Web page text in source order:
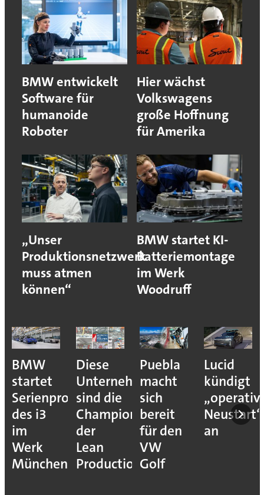
BMW entwickelt
Software für
humanoide
Roboter
Hier wächst
Volkswagens
große Hoffnung
für Amerika
„Unser
Produktionsnetzwerk
muss atmen
können“
BMW startet KI-
Batteriemontage
im Werk
Woodruff
BMW
startet
Serienproduktion
des i3
im
Werk
München
Diese
Unternehmen
sind die
Champions
der
Lean
Production
Puebla
macht
sich
bereit
für den
VW
Golf
Lucid
kündigt
Neustart“
an